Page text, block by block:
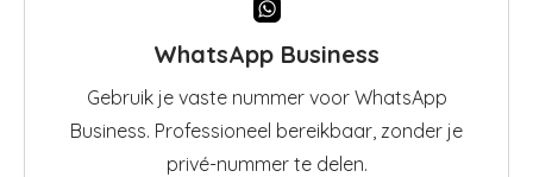
WhatsApp Business
Gebruik je vaste nummer voor WhatsApp
Business. Professioneel bereikbaar, zonder je
privé-nummer te delen.